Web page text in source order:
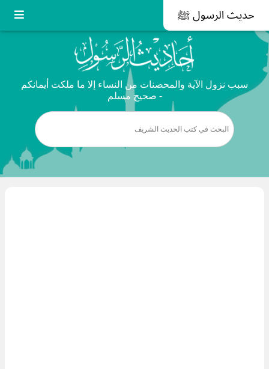
حديث الرسول ﷺ
سبب نزول الآية والمحصنات من النساء إلا ما ملكت أيمانكم
- صحيح مسلم